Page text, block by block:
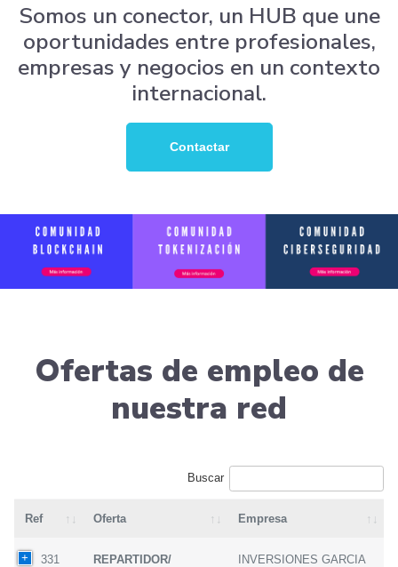
Somos un conector, un HUB que une
oportunidades entre profesionales,
empresas y negocios en un contexto
internacional.
Contactar
Ofertas de empleo de
nuestra red
Buscar
Ref Oferta Empresa
331
REPARTIDOR/
INVERSIONES GARCIA